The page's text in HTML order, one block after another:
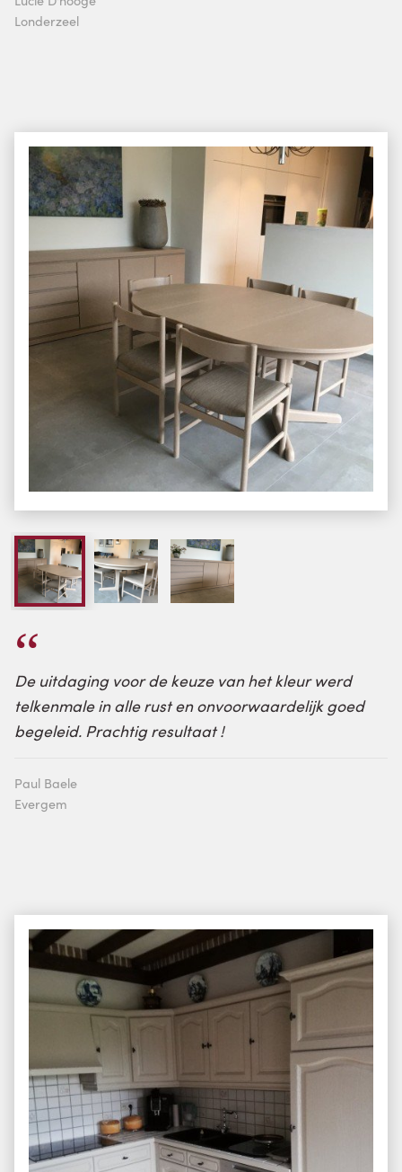
Londerzeel
De uitdaging voor de keuze van het kleur werd
telkenmale in alle rust en onvoorwaardelijk goed
begeleid. Prachtig resultaat !
Paul Baele
Evergem